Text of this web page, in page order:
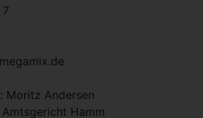
Moritz Andersen
Hamm